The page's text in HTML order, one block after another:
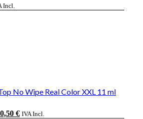
Incl.
No Wipe Real Color XXL 11 ml
€ElIVA Incl.